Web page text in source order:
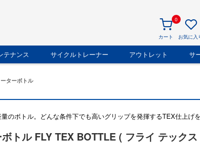
0
カート お気に入
テナンス サイクルトレーナー アウトレット サ
ターボトル
のボトル。どんな条件下でも高いグリップを発揮するTEX仕上げを
トル FLY TEX BOTTLE ( フライ テック